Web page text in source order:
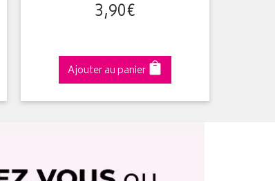
3,90€
Ajouter au panier